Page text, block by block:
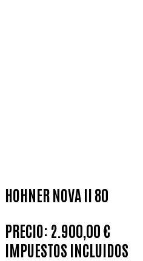
HOHNER NOVA II 80
PRECIO: 2.900,00 €
IMPUESTOS INCLUIDOS